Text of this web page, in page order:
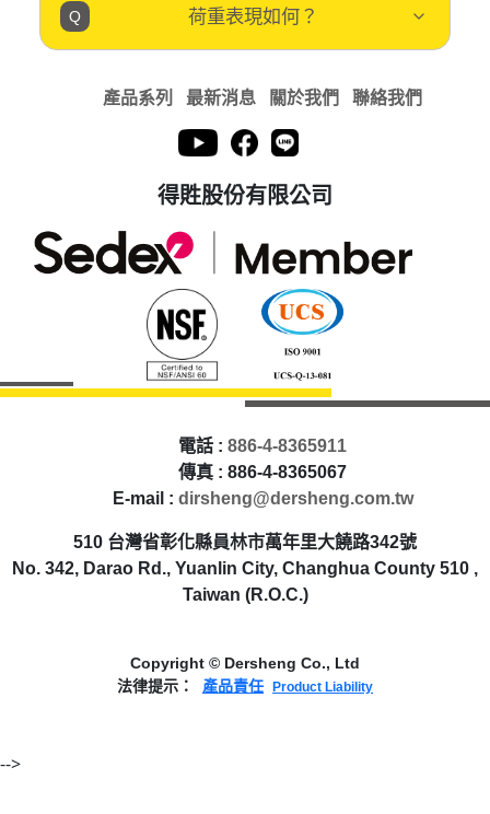
荷重表現如何？
產品系列 最新消息 關於我們 聯絡我們
得貹股份有限公司
電話 : 886-4-8365911
傳真 : 886-4-8365067
E-mail : dirsheng@dersheng.com.tw
510 台灣省彰化縣員林市萬年里大饒路342號
No. 342, Darao Rd., Yuanlin City, Changhua County 510 ,
Taiwan (R.O.C.)
Copyright © Dersheng Co., Ltd
法律提示：
產品責任 Product Liability
-->